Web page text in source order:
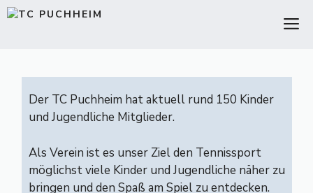
Zum
Der TC Puchheim hat aktuell rund 150 Kinder
und Jugendliche Mitglieder.
Als Verein ist es unser Ziel den Tennissport
möglichst viele Kinder und Jugendliche näher zu
bringen und den Spaß am Spiel zu entdecken.